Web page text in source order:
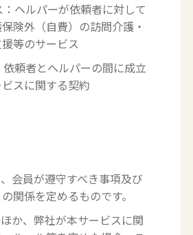
ヘルパーが依頼者に対して
険外（自費）の訪問介護・
等のサービス
頼者とヘルパーの間に成立
スに関する契約
会員が遵守すべき事項及び
関係を定めるものです。
か、弊社が本サービスに関